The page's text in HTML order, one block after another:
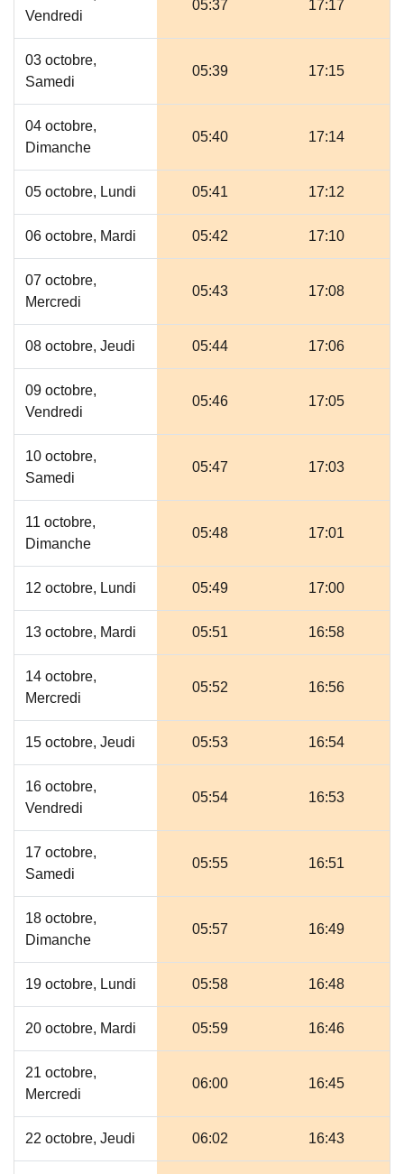
Vendredi
05:37 17:17
03 octobre,
Samedi
05:39 17:15
04 octobre,
Dimanche
05:40 17:14
05 octobre, Lundi 05:41 17:12
06 octobre, Mardi 05:42 17:10
07 octobre,
Mercredi
05:43 17:08
08 octobre, Jeudi 05:44 17:06
09 octobre,
Vendredi
05:46 17:05
10 octobre,
Samedi
05:47 17:03
11 octobre,
Dimanche
05:48 17:01
12 octobre, Lundi 05:49 17:00
13 octobre, Mardi 05:51 16:58
14 octobre,
Mercredi
05:52 16:56
15 octobre, Jeudi 05:53 16:54
16 octobre,
Vendredi
05:54 16:53
17 octobre,
Samedi
05:55 16:51
18 octobre,
Dimanche
05:57 16:49
19 octobre, Lundi 05:58 16:48
20 octobre, Mardi 05:59 16:46
21 octobre,
Mercredi
06:00 16:45
22 octobre, Jeudi 06:02 16:43